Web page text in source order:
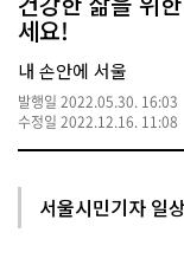
서
울
시
대
표
소
통
포
세요!
내 손안에 서울
발행일 2022.05.30. 16:03
수정일 2022.12.16. 11:08
서울시민기자 일